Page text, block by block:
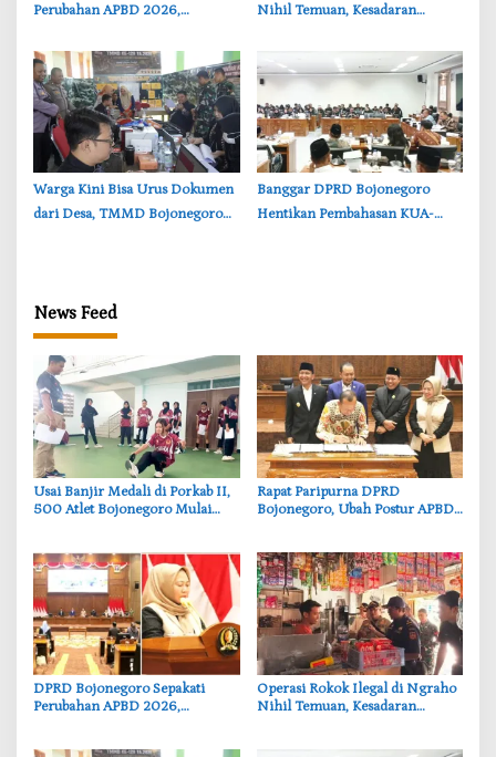
Perubahan APBD 2026,
Pendidikan Bertambah
Nihil Temuan, Kesadaran
‎Warga Kini Bisa Urus Dokumen
dari Desa, TMMD Bojonegoro
‎Banggar DPRD Bojonegoro
Hentikan Pembahasan KUA-
News Feed
‎Usai Banjir Medali di Porkab II,
500 Atlet Bojonegoro Mulai
‎Rapat Paripurna DPRD
Bojonegoro, Ubah Postur APBD
‎DPRD Bojonegoro Sepakati
Perubahan APBD 2026,
‎Operasi Rokok Ilegal di Ngraho
Nihil Temuan, Kesadaran